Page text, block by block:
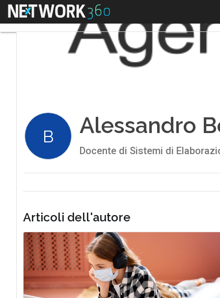
Menu
B Alessandro
Docente di Sistemi di
Articoli dell'autore